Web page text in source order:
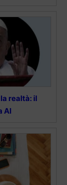
realtà: il
AI